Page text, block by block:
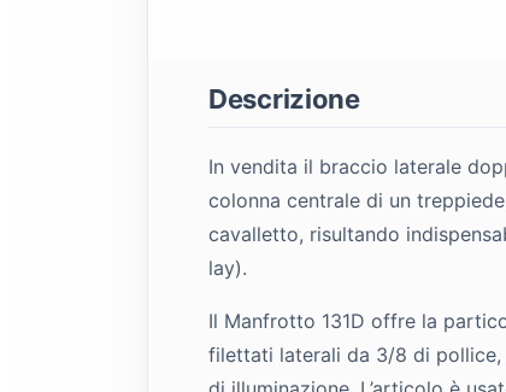
Descrizione
In vendita il braccio laterale
colonna centrale di un
cavalletto, risultando
lay).
Il Manfrotto 131D offre la
filettati laterali da 3/8 di pollice,